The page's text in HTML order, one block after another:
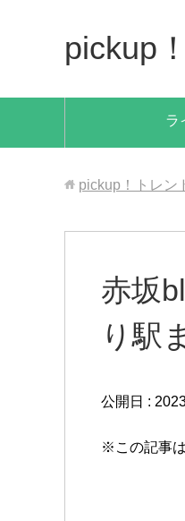
pickup
ラ
pickup！トレン
赤坂
り駅
公開日 :
※この記事